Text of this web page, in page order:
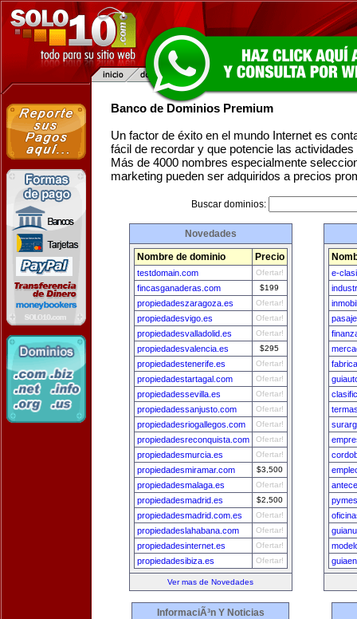
Banco de Dominios Premium
Un factor de éxito en el mundo Internet es
fácil de recordar y que potencie las
Más de 4000 nombres especialmente
marketing pueden ser adquiridos a precios
Buscar dominios:
Novedades
Nombre de dominio Precio
testdomain.com Ofertar!
fincasganaderas.com $199
propiedadeszaragoza.es Ofertar!
propiedadesvigo.es Ofertar!
propiedadesvalladolid.es Ofertar!
propiedadesvalencia.es $295
propiedadestenerife.es Ofertar!
propiedadestartagal.com Ofertar!
propiedadessevilla.es Ofertar!
propiedadessanjusto.com Ofertar!
propiedadesriogallegos.com Ofertar!
propiedadesreconquista.com Ofertar!
propiedadesmurcia.es Ofertar!
propiedadesmiramar.com $3,500
propiedadesmalaga.es Ofertar!
propiedadesmadrid.es $2,500
propiedadesmadrid.com.es Ofertar!
propiedadeslahabana.com Ofertar!
propiedadesinternet.es Ofertar!
propiedadesibiza.es Ofertar!
Ver mas de Novedades
e-
InformaciÃ³n Y Noticias